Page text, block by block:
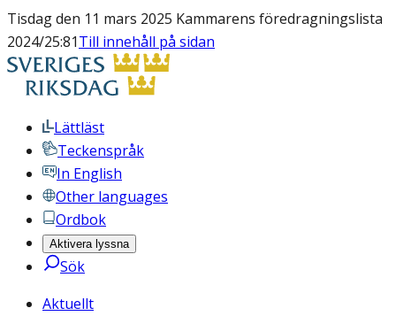
Tisdag den 11 mars 2025 Kammarens föredragningslista
2024/25:81Till innehåll på sidan
Lättläst
Teckenspråk
In English
Other languages
Ordbok
Aktivera lyssna
Sök
Aktuellt